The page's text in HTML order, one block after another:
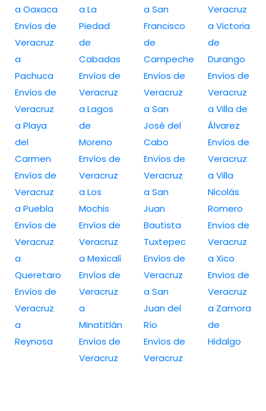
a Oaxaca
Envíos de
Veracruz
a
Pachuca
Envíos de
Veracruz
a Playa
del
Carmen
Envíos de
Veracruz
a Puebla
Envíos de
Veracruz
a
Queretaro
Envíos de
Veracruz
a
Reynosa
a La
Piedad
de
Cabadas
Envíos de
Veracruz
a Lagos
de
Moreno
Envíos de
Veracruz
a Los
Mochis
Envíos de
Veracruz
a Mexicali
Envíos de
Veracruz
a
Minatitlán
Envíos de
Veracruz
a San
Francisco
de
Campeche
Envíos de
Veracruz
a San
José del
Cabo
Envíos de
Veracruz
a San
Juan
Bautista
Tuxtepec
Envíos de
Veracruz
a San
Juan del
Río
Envíos de
Veracruz
Veracruz
a Victoria
de
Durango
Envíos de
Veracruz
a Villa de
Álvarez
Envíos de
Veracruz
a Villa
Nicolás
Romero
Envíos de
Veracruz
a Xico
Envíos de
Veracruz
a Zamora
de
Hidalgo